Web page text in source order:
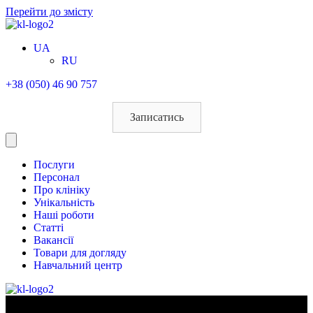
Перейти до змісту
UA
RU
+38 (050) 46 90 757
Записатись
Послуги
Персонал
Про клініку
Унікальність
Наші роботи
Статті
Вакансії
Товари для догляду
Навчальний центр